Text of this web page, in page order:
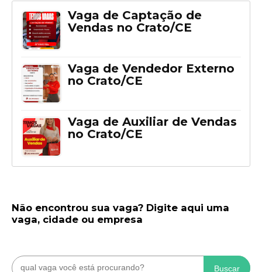
Vaga de Captação de
Vendas no Crato/CE
Vaga de Vendedor Externo
no Crato/CE
Vaga de Auxiliar de Vendas
no Crato/CE
Não encontrou sua vaga? Digite aqui uma
vaga, cidade ou empresa
Buscar